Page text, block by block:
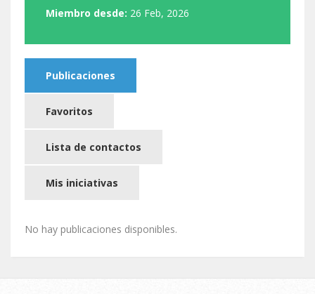
Miembro desde: 26 Feb, 2026
Publicaciones
Favoritos
Lista de contactos
Mis iniciativas
No hay publicaciones disponibles.